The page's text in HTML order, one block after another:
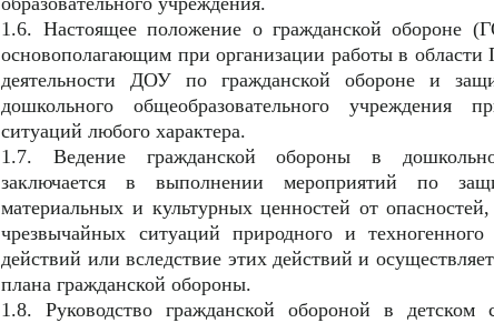
1.6. Настоящее положение о гражданской обороне
основополагающим при организации работы в
деятельности ДОУ по гражданской обороне и
дошкольного общеобразовательного учреждения
ситуаций любого характера.
1.7. Ведение гражданской обороны в
заключается в выполнении мероприятий по
материальных и культурных ценностей от
чрезвычайных ситуаций природного и
действий или вследствие этих действий и
плана гражданской обороны.
1.8. Руководство гражданской обороной в детском